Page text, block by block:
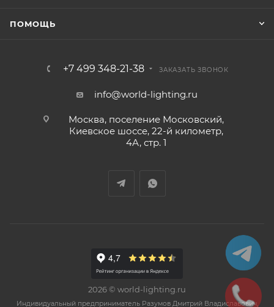
ПОМОЩЬ
+7 499 348-21-38 ЗАКАЗАТЬ ЗВОНОК
info@world-lighting.ru
Москва, поселение Московский,
Киевское шоссе, 22-й километр,
4А, стр. 1
2026 © world-lighting.ru
Индивидуальный предприниматель Разумов Дмитрий Владиславович,